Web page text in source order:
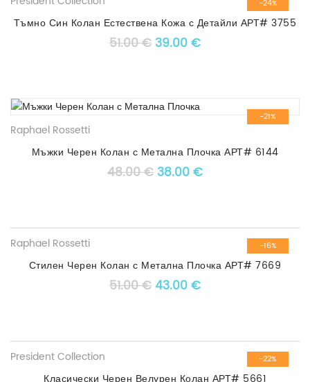
-24%
Тъмно Син Колан Естествена Кожа с Детайли АРТ# 3755
51.00€ Original price was: 51.00 €.
39.00€Текущата цена е:
-21%
Raphael Rossetti
Мъжки Черен Колан с Метална Плочка АРТ# 6144
48.00€ Original price was: 48.00
38.00€Текущата цена е:
-16%
Raphael Rossetti
Стилен Черен Колан с Метална Плочка АРТ# 7669
51.00€Original price was: 51.00 €.
43.00€Текущата цена е:
-22%
President Collection
Класически Черен Велурен Колан АРТ# 5661